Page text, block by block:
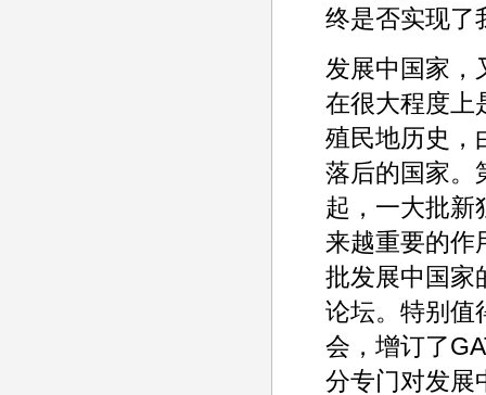
终是否实现了
发展中国家，
在很大程度上
殖民地历史，
落后的国家。
起，一大批新
来越重要的作
批发展中国家
论坛。特别值
会，增订了
分专门对发展